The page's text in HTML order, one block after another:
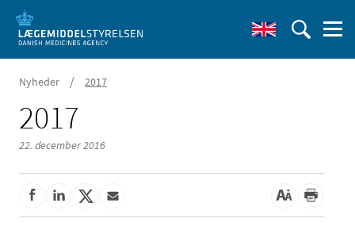
Nyheder / 2017
2017
22. december 2016